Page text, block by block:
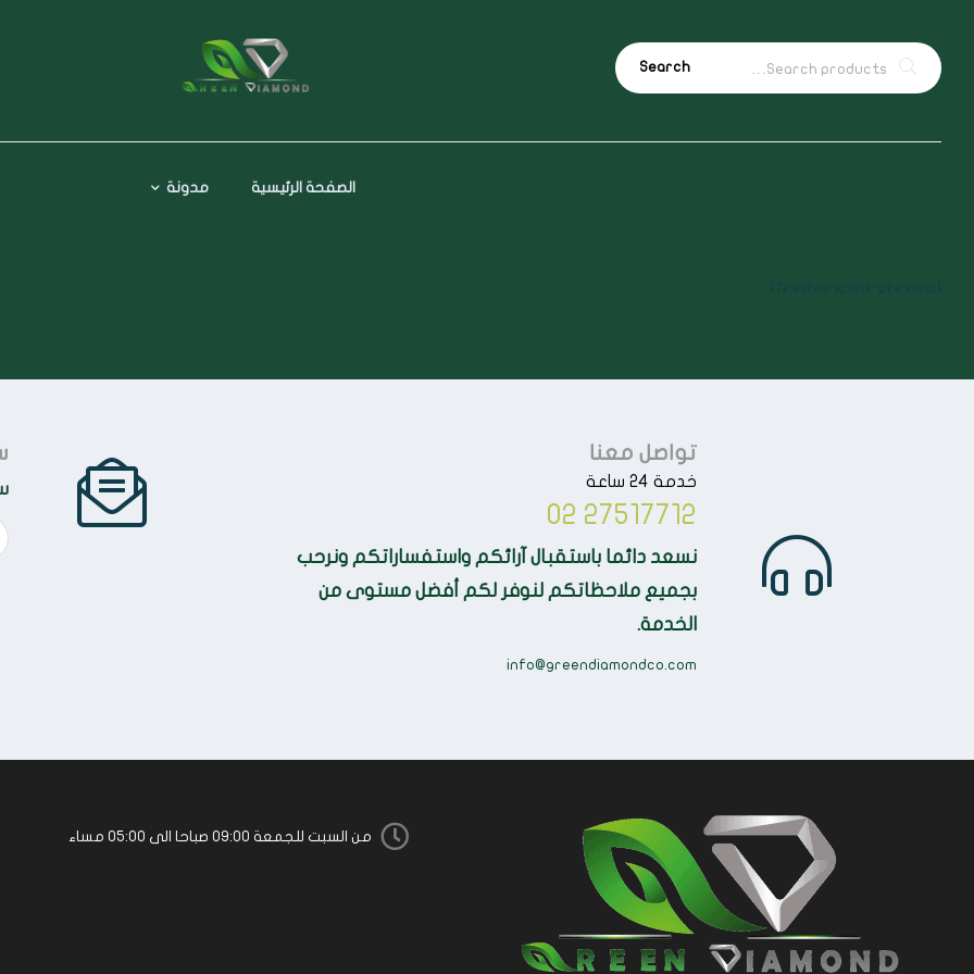
Search
الصفحة الرئيسية مدونة
تواصل معنا
خدمة 24 ساعة
02 27517712
نسعد دائما باستقبال آرائكم واستفساراتكم ونرحب
بجميع ملاحظاتكم لنوفر لكم أفضل مستوى من
الخدمة.
info@greendiamondco.com
من السبت للجمعة 09:00 صباحا الى 05:00 مساء